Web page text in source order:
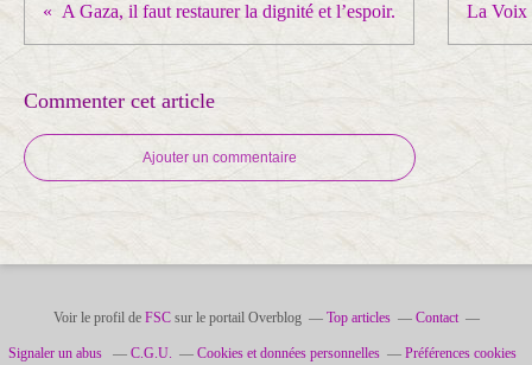
A Gaza, il faut restaurer la dignité et l’espoir. La Voix
Commenter cet article
Ajouter un commentaire
Voir le profil de FSCsur le portail Overblog Top articles Contact
Signaler un abus C.G.U. Cookies et données personnelles Préférences cookies